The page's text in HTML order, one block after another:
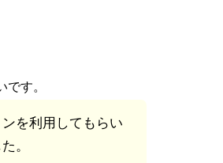
す。
を利用してもらい
。